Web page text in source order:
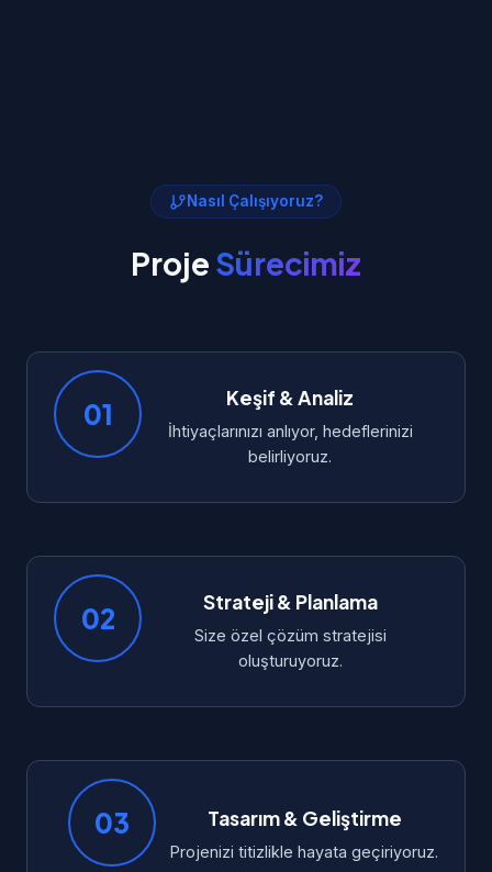
Nasıl Çalışıyoruz?
Proje Sürecimiz
01
Keşif & Analiz
İhtiyaçlarınızı anlıyor, hedeflerinizi
belirliyoruz.
02
Strateji & Planlama
Size özel çözüm stratejisi
oluşturuyoruz.
03 Tasarım & Geliştirme
Projenizi titizlikle hayata geçiriyoruz.